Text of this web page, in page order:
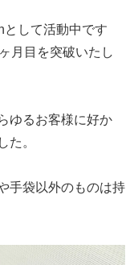
して活動中です
月目を突破いたし
ゆるお客様に好か
た。
手袋以外のものは持